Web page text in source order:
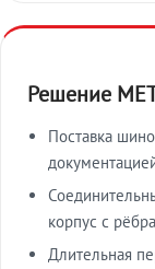
Решение
Поставка
корпус с
Длительная